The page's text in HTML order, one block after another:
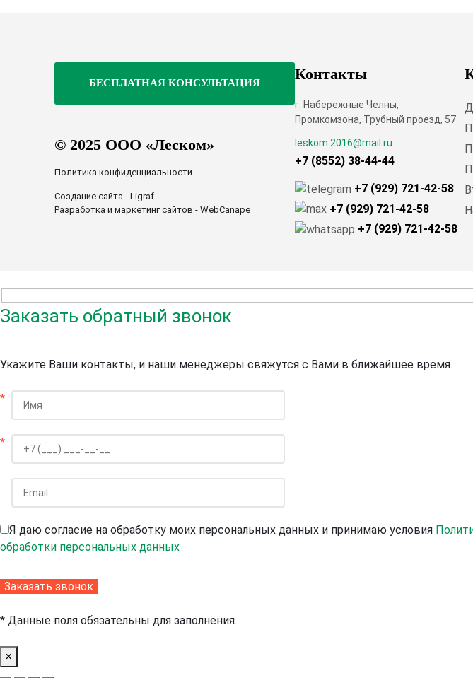
© 2025 ООО «Леском»
Политика конфиденциальности
Создание сайта - Ligraf
Разработка и маркетинг сайтов - WebCanape
Контакты
г. Набережные Челны,
Промкомзона, Трубный проезд, 57
leskom.2016@mail.ru
+7 (8552) 38-44-44
+7 (929) 721-42-58
+7 (929) 721-42-58
+7 (929) 721-42-58
Заказать обратный звонок
Укажите Ваши контакты, и наши менеджеры свяжутся с Вами в ближайшее время.
*
*
Я даю согласие на обработку моих персональных данных и принимаю условия
обработки персональных данных
* Данные поля обязательны для заполнения.
×